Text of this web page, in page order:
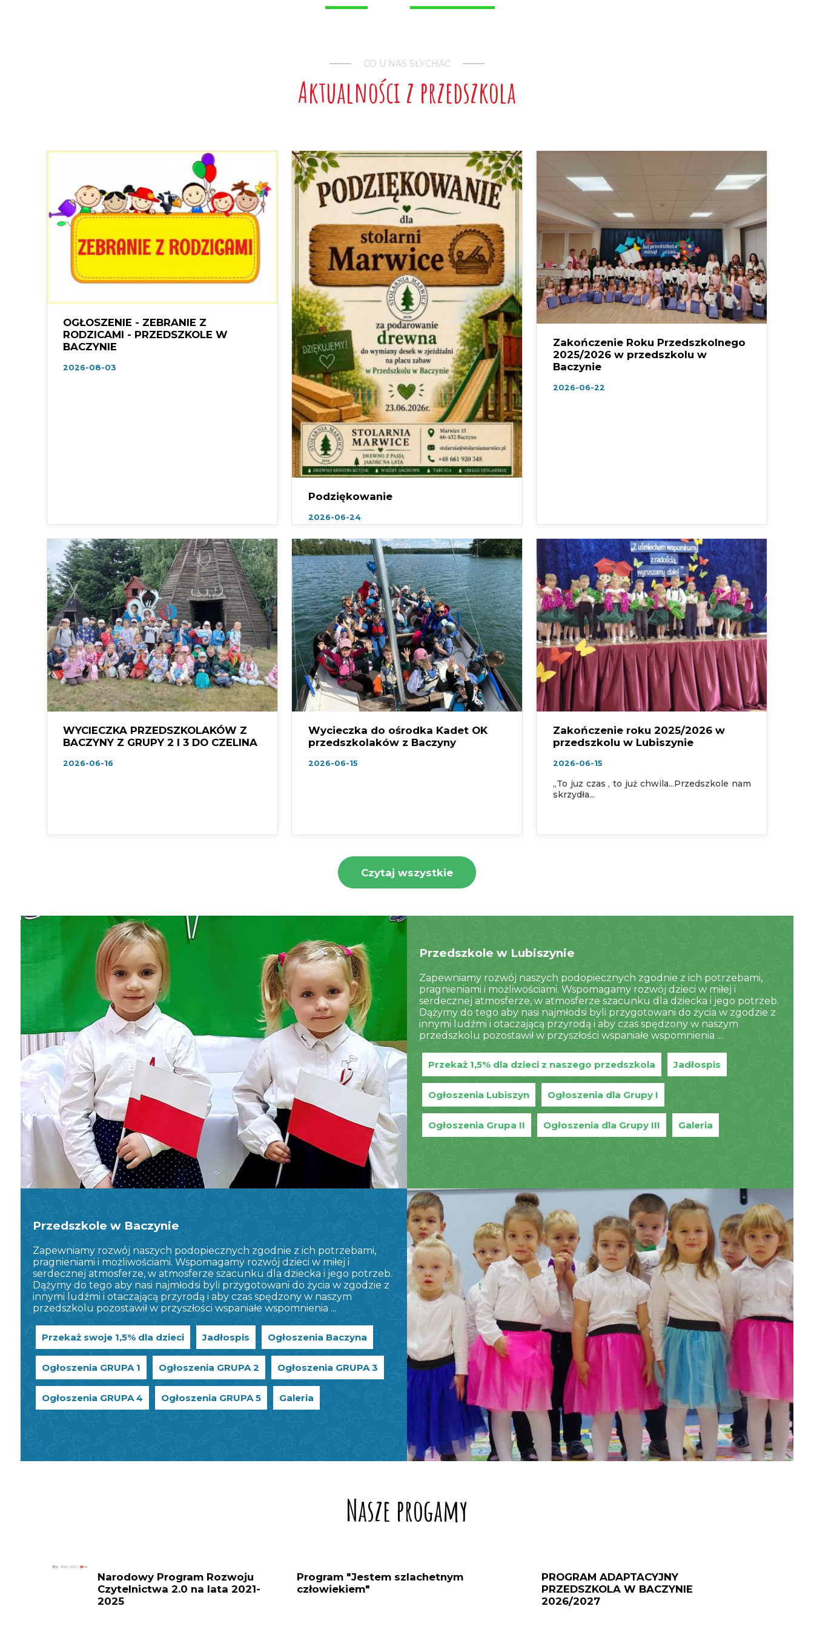
1 3 4
CO U NAS SŁYCHAĆ
Aktualności z przedszkola
OGŁOSZENIE - ZEBRANIE Z
RODZICAMI - PRZEDSZKOLE W
BACZYNIE
2026-08-03
Podziękowanie
2026-06-24
Zakończenie Roku Przedszkolnego
2025/2026 w przedszkolu w
Baczynie
2026-06-22
WYCIECZKA PRZEDSZKOLAKÓW Z
BACZYNY Z GRUPY 2 I 3 DO CZELINA
2026-06-16
Wycieczka do ośrodka Kadet OK
przedszkolaków z Baczyny
2026-06-15
Zakończenie roku 2025/2026 w
przedszkolu w Lubiszynie
2026-06-15
,,To juz czas , to już chwila...Przedszkole nam
skrzydła...
Czytaj wszystkie
Przedszkole w Lubiszynie
Zapewniamy rozwój naszych podopiecznych zgodnie z ich potrzebami,
pragnieniami i możliwościami. Wspomagamy rozwój dzieci w miłej i
serdecznej atmosferze, w atmosferze szacunku dla dziecka i jego potrzeb.
Dążymy do tego aby nasi najmłodsi byli przygotowani do życia w zgodzie z
innymi ludźmi i otaczającą przyrodą i aby czas spędzony w naszym
przedszkolu pozostawił w przyszłości wspaniałe wspomnienia ...
Przekaż 1,5% dla dzieci z naszego przedszkola Jadłospis
Ogłoszenia Lubiszyn Ogłoszenia dla Grupy I
Ogłoszenia Grupa II Ogłoszenia dla Grupy III Galeria
Przedszkole w Baczynie
Zapewniamy rozwój naszych podopiecznych zgodnie z ich potrzebami,
pragnieniami i możliwościami. Wspomagamy rozwój dzieci w miłej i
serdecznej atmosferze, w atmosferze szacunku dla dziecka i jego potrzeb.
Dążymy do tego aby nasi najmłodsi byli przygotowani do życia w zgodzie z
innymi ludźmi i otaczającą przyrodą i aby czas spędzony w naszym
przedszkolu pozostawił w przyszłości wspaniałe wspomnienia ...
Przekaż swoje 1,5% dla dzieci Jadłospis Ogłoszenia Baczyna
Ogłoszenia GRUPA 1 Ogłoszenia GRUPA 2 Ogłoszenia GRUPA 3
Ogłoszenia GRUPA 4 Ogłoszenia GRUPA 5 Galeria
Nasze progamy
Narodowy Program Rozwoju
Czytelnictwa 2.0 na lata 2021-
2025
Program "Jestem szlachetnym
człowiekiem"
PROGRAM ADAPTACYJNY
PRZEDSZKOLA W BACZYNIE
2026/2027